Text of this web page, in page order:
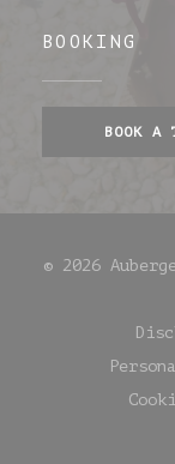
BOOKING
BOOK A
© 2026